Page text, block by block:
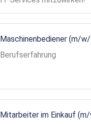
Maschinenbediener (m/
Berufserfahrung
Mitarbeiter im Einkauf